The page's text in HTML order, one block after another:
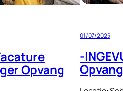
Opvang
01/07/2025
-